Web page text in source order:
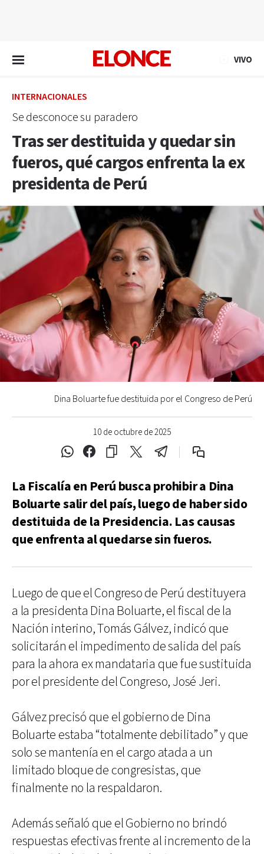
VIVO
INTERNACIONALES
Se desconoce su paradero
Tras ser destituida y quedar sin
fueros, qué cargos enfrenta la ex
presidenta de Perú
10 de octubre de 2025
Dina Boluarte fue destituida por el Congreso de Perú
La Fiscalía en Perú busca prohibir a Dina
Boluarte salir del país, luego de haber sido
destituida de la Presidencia. Las causas
que enfrenta al quedarse sin fueros.
Luego de que el Congreso de Perú destituyera
a la presidenta Dina Boluarte, el fiscal de la
Nación interino, Tomás Gálvez, indicó que
solicitarán el impedimento de salida del país
para la ahora ex mandataria que fue sustituida
por el presidente del Congreso, José Jeri.
Gálvez precisó que el gobierno de Dina
Boluarte estaba “totalmente debilitado” y que
solo se mantenía en el cargo atada a un
limitado bloque de congresistas, que
finalmente no la respaldaron.
Además señaló que el Gobierno no brindó
respuestas efectivas frente al incremento de la